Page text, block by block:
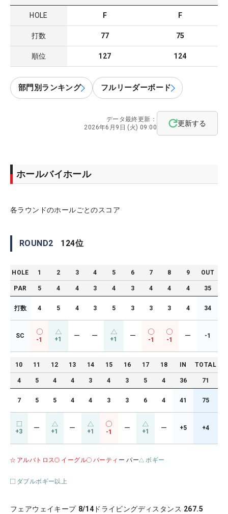
HOLE F F
打数 77 75
順位 127 124
部門別ランキング フルリーダーボード
データ最終更新：
2026年6月9日 (火) 09:00
更新する
ホールバイホール
各ラウンドのホールごとのスコア
ROUND2 124位
HOLE 1 2 3 4 5 6 7 8 9 OUT
PAR 5 4 4 3 4 3 4 4 4 35
打数 4 5 4 3 5 3 3 3 4 34
SC
-1 +1 ー ー +1 ー
-1 -1
ー -1
10 11 12 13 14 15 16 17 18 IN TOTAL
4 5 4 4 3 4 3 5 4 36 71
7 5 5 4 4 3 3 6 4 41 75
+3 ー +1 ー +1 -1
ー +1 ー +5 +4
アルバトロス イーグル バーティ ー パー ボギー
ダブルボギー以上
フェアウェイキープ 8/14 ドライビングディスタンス 267.5